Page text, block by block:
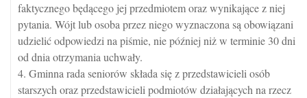
faktycznego będącego jej przedmiotem oraz wynikające z niej
pytania. Wójt lub osoba przez niego wyznaczona są obowiązani
udzielić odpowiedzi na piśmie, nie później niż w terminie 30 dni
od dnia otrzymania uchwały.
4. Gminna rada seniorów składa się z przedstawicieli osób
starszych oraz przedstawicieli podmiotów działających na rzecz